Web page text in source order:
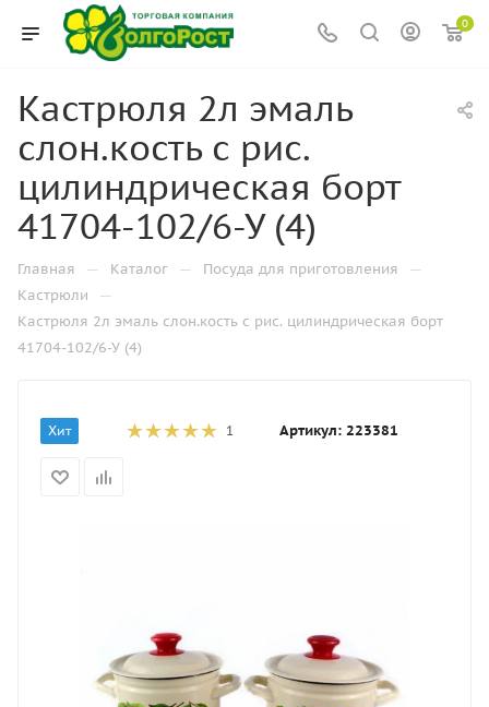
0
Кастрюля 2л эмаль
слон.кость с рис.
цилиндрическая борт
41704-102/6-У (4)
Главная — Каталог — Посуда для приготовления —
Кастрюли —
Кастрюля 2л эмаль слон.кость с рис. цилиндрическая борт
41704-102/6-У (4)
Хит 1 Артикул: 223381